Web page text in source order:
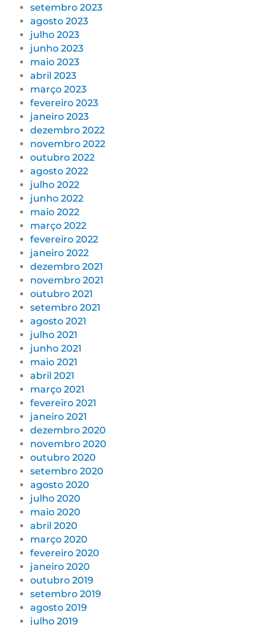
setembro 2023
agosto 2023
julho 2023
junho 2023
maio 2023
abril 2023
março 2023
fevereiro 2023
janeiro 2023
dezembro 2022
novembro 2022
outubro 2022
agosto 2022
julho 2022
junho 2022
maio 2022
março 2022
fevereiro 2022
janeiro 2022
dezembro 2021
novembro 2021
outubro 2021
setembro 2021
agosto 2021
julho 2021
junho 2021
maio 2021
abril 2021
março 2021
fevereiro 2021
janeiro 2021
dezembro 2020
novembro 2020
outubro 2020
setembro 2020
agosto 2020
julho 2020
maio 2020
abril 2020
março 2020
fevereiro 2020
janeiro 2020
outubro 2019
setembro 2019
agosto 2019
julho 2019